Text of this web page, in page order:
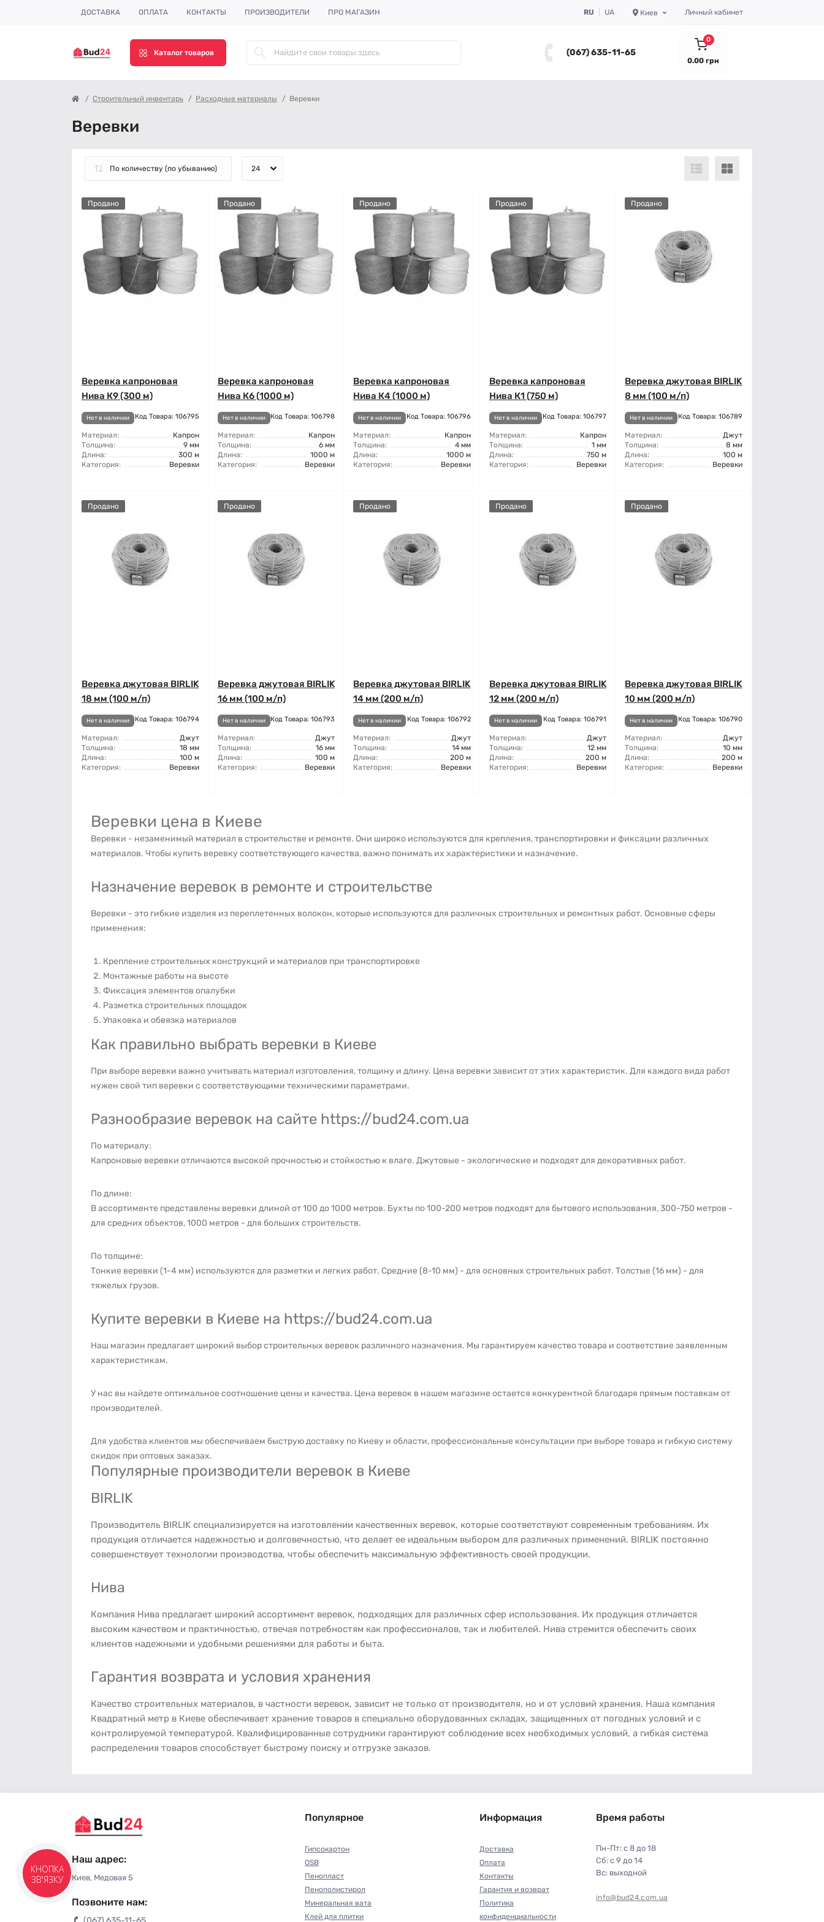
ДОСТАВКА ОПЛАТА КОНТАКТЫ ПРОИЗВОДИТЕЛИ ПРО МАГАЗИН RU UA Киев Личный кабинет
Каталог товаров (067) 635-11-65
0
0.00 грн
Строительный инвентарь Расходные материалы Веревки
Веревки
Продано
Веревка капроновая
Нива К9 (300 м)
Нет в наличии Код Товара: 106795
Материал:
Капрон
Толщина:
9 мм
Длина:
300 м
Категория:
Веревки
Продано
Веревка капроновая
Нива К6 (1000 м)
Нет в наличии Код Товара: 106798
Материал:
Капрон
Толщина:
6 мм
Длина:
1000 м
Категория:
Веревки
Продано
Веревка капроновая
Нива К4 (1000 м)
Нет в наличии Код Товара: 106796
Материал:
Капрон
Толщина:
4 мм
Длина:
1000 м
Категория:
Веревки
Продано
Веревка капроновая
Нива К1 (750 м)
Нет в наличии Код Товара: 106797
Материал:
Капрон
Толщина:
1 мм
Длина:
750 м
Категория:
Веревки
Продано
Веревка джутовая BIRLIK
8 мм (100 м/п)
Нет в наличии Код Товара: 106789
Материал:
Джут
Толщина:
8 мм
Длина:
100 м
Категория:
Веревки
Продано
Веревка джутовая BIRLIK
18 мм (100 м/п)
Нет в наличии Код Товара: 106794
Материал:
Джут
Толщина:
18 мм
Длина:
100 м
Категория:
Веревки
Продано
Веревка джутовая BIRLIK
16 мм (100 м/п)
Нет в наличии Код Товара: 106793
Материал:
Джут
Толщина:
16 мм
Длина:
100 м
Категория:
Веревки
Продано
Веревка джутовая BIRLIK
14 мм (200 м/п)
Нет в наличии Код Товара: 106792
Материал:
Джут
Толщина:
14 мм
Длина:
200 м
Категория:
Веревки
Продано
Веревка джутовая BIRLIK
12 мм (200 м/п)
Нет в наличии Код Товара: 106791
Материал:
Джут
Толщина:
12 мм
Длина:
200 м
Категория:
Веревки
Продано
Веревка джутовая BIRLIK
10 мм (200 м/п)
Нет в наличии Код Товара: 106790
Материал:
Джут
Толщина:
10 мм
Длина:
200 м
Категория:
Веревки
Веревки цена в Киеве
Веревки - незаменимый материал в строительстве и ремонте. Они широко используются для крепления, транспортировки и фиксации различных
материалов. Чтобы купить веревку соответствующего качества, важно понимать их характеристики и назначение.
Назначение веревок в ремонте и строительстве
Веревки - это гибкие изделия из переплетенных волокон, которые используются для различных строительных и ремонтных работ. Основные сферы
применения:
Крепление строительных конструкций и материалов при транспортировке
Монтажные работы на высоте
Фиксация элементов опалубки
Разметка строительных площадок
Упаковка и обвязка материалов
Как правильно выбрать веревки в Киеве
При выборе веревки важно учитывать материал изготовления, толщину и длину. Цена веревки зависит от этих характеристик. Для каждого вида работ
нужен свой тип веревки с соответствующими техническими параметрами.
Разнообразие веревок на сайте https://bud24.com.ua
По материалу:
Капроновые веревки отличаются высокой прочностью и стойкостью к влаге. Джутовые - экологические и подходят для декоративных работ.
По длине:
В ассортименте представлены веревки длиной от 100 до 1000 метров. Бухты по 100-200 метров подходят для бытового использования, 300-750 метров -
для средних объектов, 1000 метров - для больших строительств.
По толщине:
Тонкие веревки (1-4 мм) используются для разметки и легких работ. Средние (8-10 мм) - для основных строительных работ. Толстые (16 мм) - для
тяжелых грузов.
Купите веревки в Киеве на https://bud24.com.ua
Наш магазин предлагает широкий выбор строительных веревок различного назначения. Мы гарантируем качество товара и соответствие заявленным
характеристикам.
У нас вы найдете оптимальное соотношение цены и качества. Цена веревок в нашем магазине остается конкурентной благодаря прямым поставкам от
производителей.
Для удобства клиентов мы обеспечиваем быструю доставку по Киеву и области, профессиональные консультации при выборе товара и гибкую систему
скидок при оптовых заказах.
Популярные производители веревок в Киеве
BIRLIK
Производитель BIRLIK специализируется на изготовлении качественных веревок, которые соответствуют современным требованиям. Их
продукция отличается надежностью и долговечностью, что делает ее идеальным выбором для различных применений. BIRLIK постоянно
совершенствует технологии производства, чтобы обеспечить максимальную эффективность своей продукции.
Нива
Компания Нива предлагает широкий ассортимент веревок, подходящих для различных сфер использования. Их продукция отличается
высоким качеством и практичностью, отвечая потребностям как профессионалов, так и любителей. Нива стремится обеспечить своих
клиентов надежными и удобными решениями для работы и быта.
Гарантия возврата и условия хранения
Качество строительных материалов, в частности веревок, зависит не только от производителя, но и от условий хранения. Наша компания
Квадратный метр в Киеве обеспечивает хранение товаров в специально оборудованных складах, защищенных от погодных условий и с
контролируемой температурой. Квалифицированные сотрудники гарантируют соблюдение всех необходимых условий, а гибкая система
распределения товаров способствует быстрому поиску и отгрузке заказов.
Наш адрес:
Киев, Медовая 5
Позвоните нам:
Популярное
Гипсокартон
OSB
Пенопласт
Пенополистирол
Минеральная вата
Клей для плитки
Информация
Доставка
Оплата
Контакты
Гарантия и возврат
Политика
конфиденциальности
Время работы
Пн-Пт: с 8 до 18
Сб: с 9 до 14
Вс: выходной
info@bud24.com.ua
КНОПКА
ЗВ'ЯЗКУ